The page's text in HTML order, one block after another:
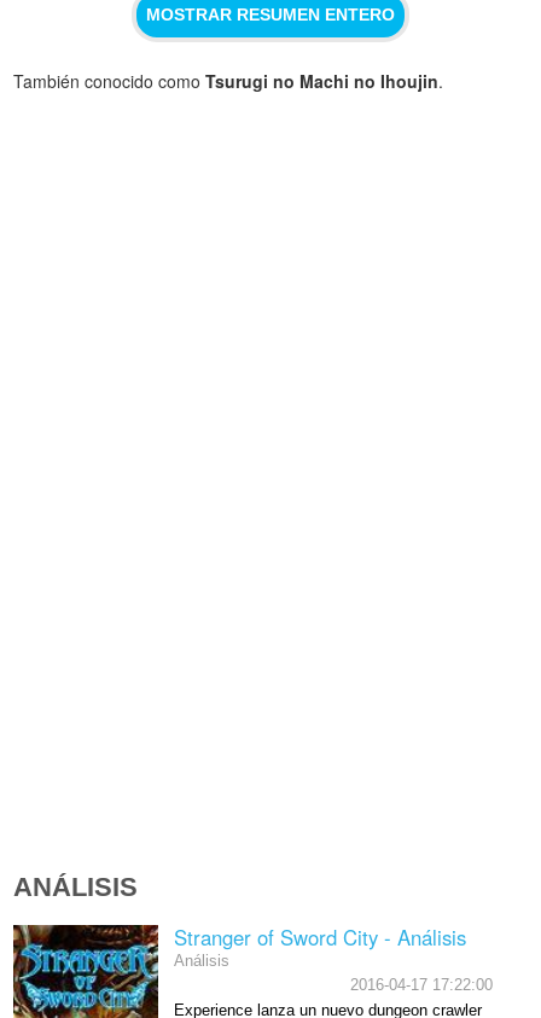
MOSTRAR RESUMEN ENTERO
También conocido comoTsurugi no Machi no Ihoujin.
ANÁLISIS
Stranger of Sword City - Análisis
Análisis
2016-04-17 17:22:00
Experience lanza un nuevo dungeon crawler